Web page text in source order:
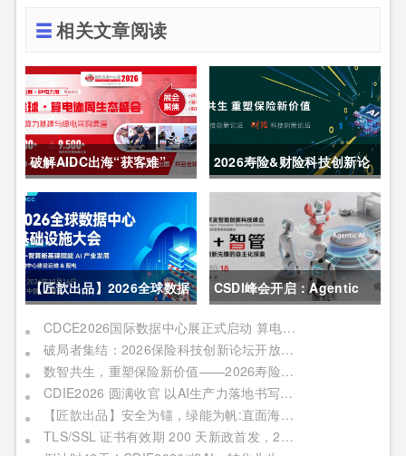
相关文章阅读
破解AIDC出海“获客难”
CDCE2026数据中心展
以“算电协同”重构全球算力
供应链
2026寿险&财险科技创新论
坛圆满举办
【匠歆出品】2026全球数据
中心基础设施大会首发｜院
士领衔，100+头部企业已确
认，500人齐聚上海
CSDI峰会开启：Agentic
AI 落地应用的黄金期，智能
系统重塑生产力
CDCE2026国际数据中心展正式启动 算电协同驱动产业升级 搭建全球合作平台
破局者集结：2026保险科技创新论坛开放“数智共生”最佳实践案例征集
数智共生，重塑保险新价值——2026寿险&财险科技创新论坛即将启幕
CDIE2026 圆满收官 以AI生产力落地书写数字化转型新答卷
【匠歆出品】安全为锚，绿能为帆:直面海事网络安全与绿色航运的双重挑战@The ArtiMaritime Day 2026匠歆海事攻坚日 | 5月29日·上海
TLS/SSL 证书有效期 200 天新政首发，2026 亚数TrustAsia CaaS 2.0 发布会邀您见证！